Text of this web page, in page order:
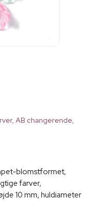
AB changerende,
blomstformet,
farver,
10 mm, huldiameter